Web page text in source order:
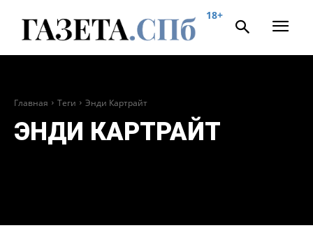
18+
Главная Теги Энди Картрайт
ЭНДИ КАРТРАЙТ